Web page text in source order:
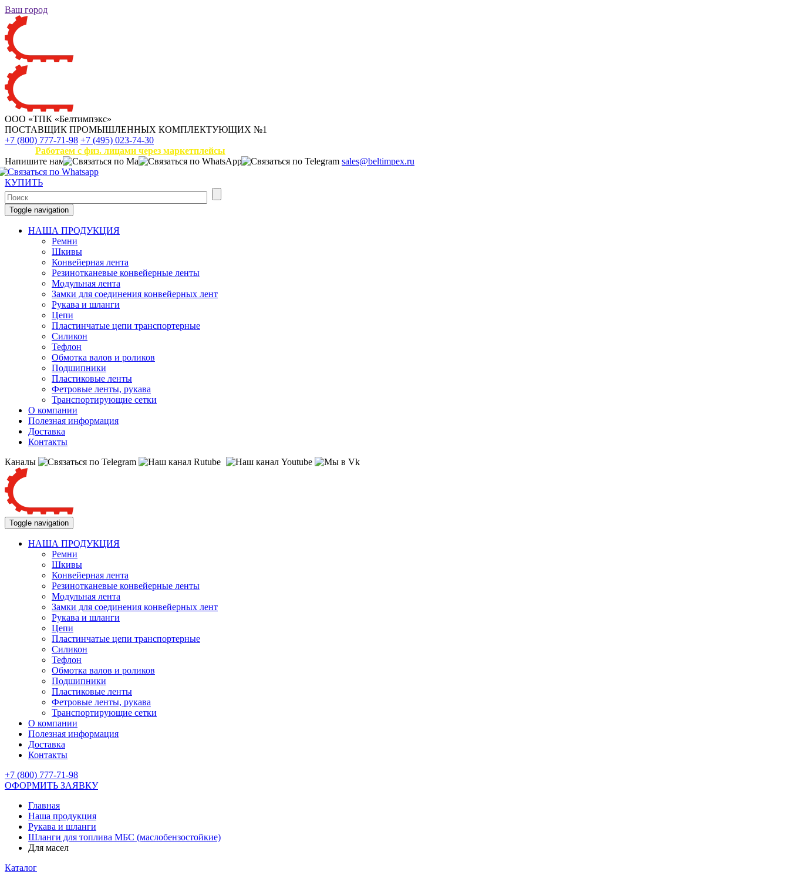
Ваш город
ООО «ТПК «Белтимпэкс»
ПОСТАВЩИК ПРОМЫШЛЕННЫХ КОМПЛЕКТУЮЩИХ №1
+7 (800) 777-71-98 +7 (495) 023-74-30
Работаем с физ. лицами через маркетплейсы
Напишите нам
sales@beltimpex.ru
КУПИТЬ
Toggle navigation
НАША ПРОДУКЦИЯ
Ремни
Шкивы
Конвейерная лента
Резинотканевые конвейерные ленты
Модульная лента
Замки для соединения конвейерных лент
Рукава и шланги
Цепи
Пластинчатые цепи транспортерные
Силикон
Тефлон
Обмотка валов и роликов
Подшипники
Пластиковые ленты
Фетровые ленты, рукава
Транспортирующие сетки
О компании
Полезная информация
Доставка
Контакты
Каналы
Toggle navigation
НАША ПРОДУКЦИЯ
Ремни
Шкивы
Конвейерная лента
Резинотканевые конвейерные ленты
Модульная лента
Замки для соединения конвейерных лент
Рукава и шланги
Цепи
Пластинчатые цепи транспортерные
Силикон
Тефлон
Обмотка валов и роликов
Подшипники
Пластиковые ленты
Фетровые ленты, рукава
Транспортирующие сетки
О компании
Полезная информация
Доставка
Контакты
+7 (800) 777-71-98
ОФОРМИТЬ ЗАЯВКУ
Главная
Наша продукция
Рукава и шланги
Шланги для топлива МБС (маслобензостойкие)
Для масел
Каталог